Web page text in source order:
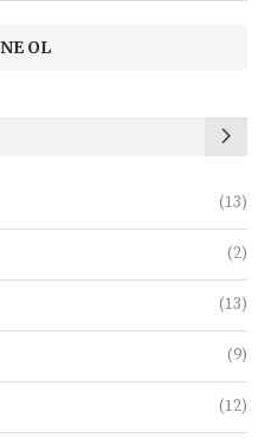
(13)
(2)
(13)
(9)
(12)